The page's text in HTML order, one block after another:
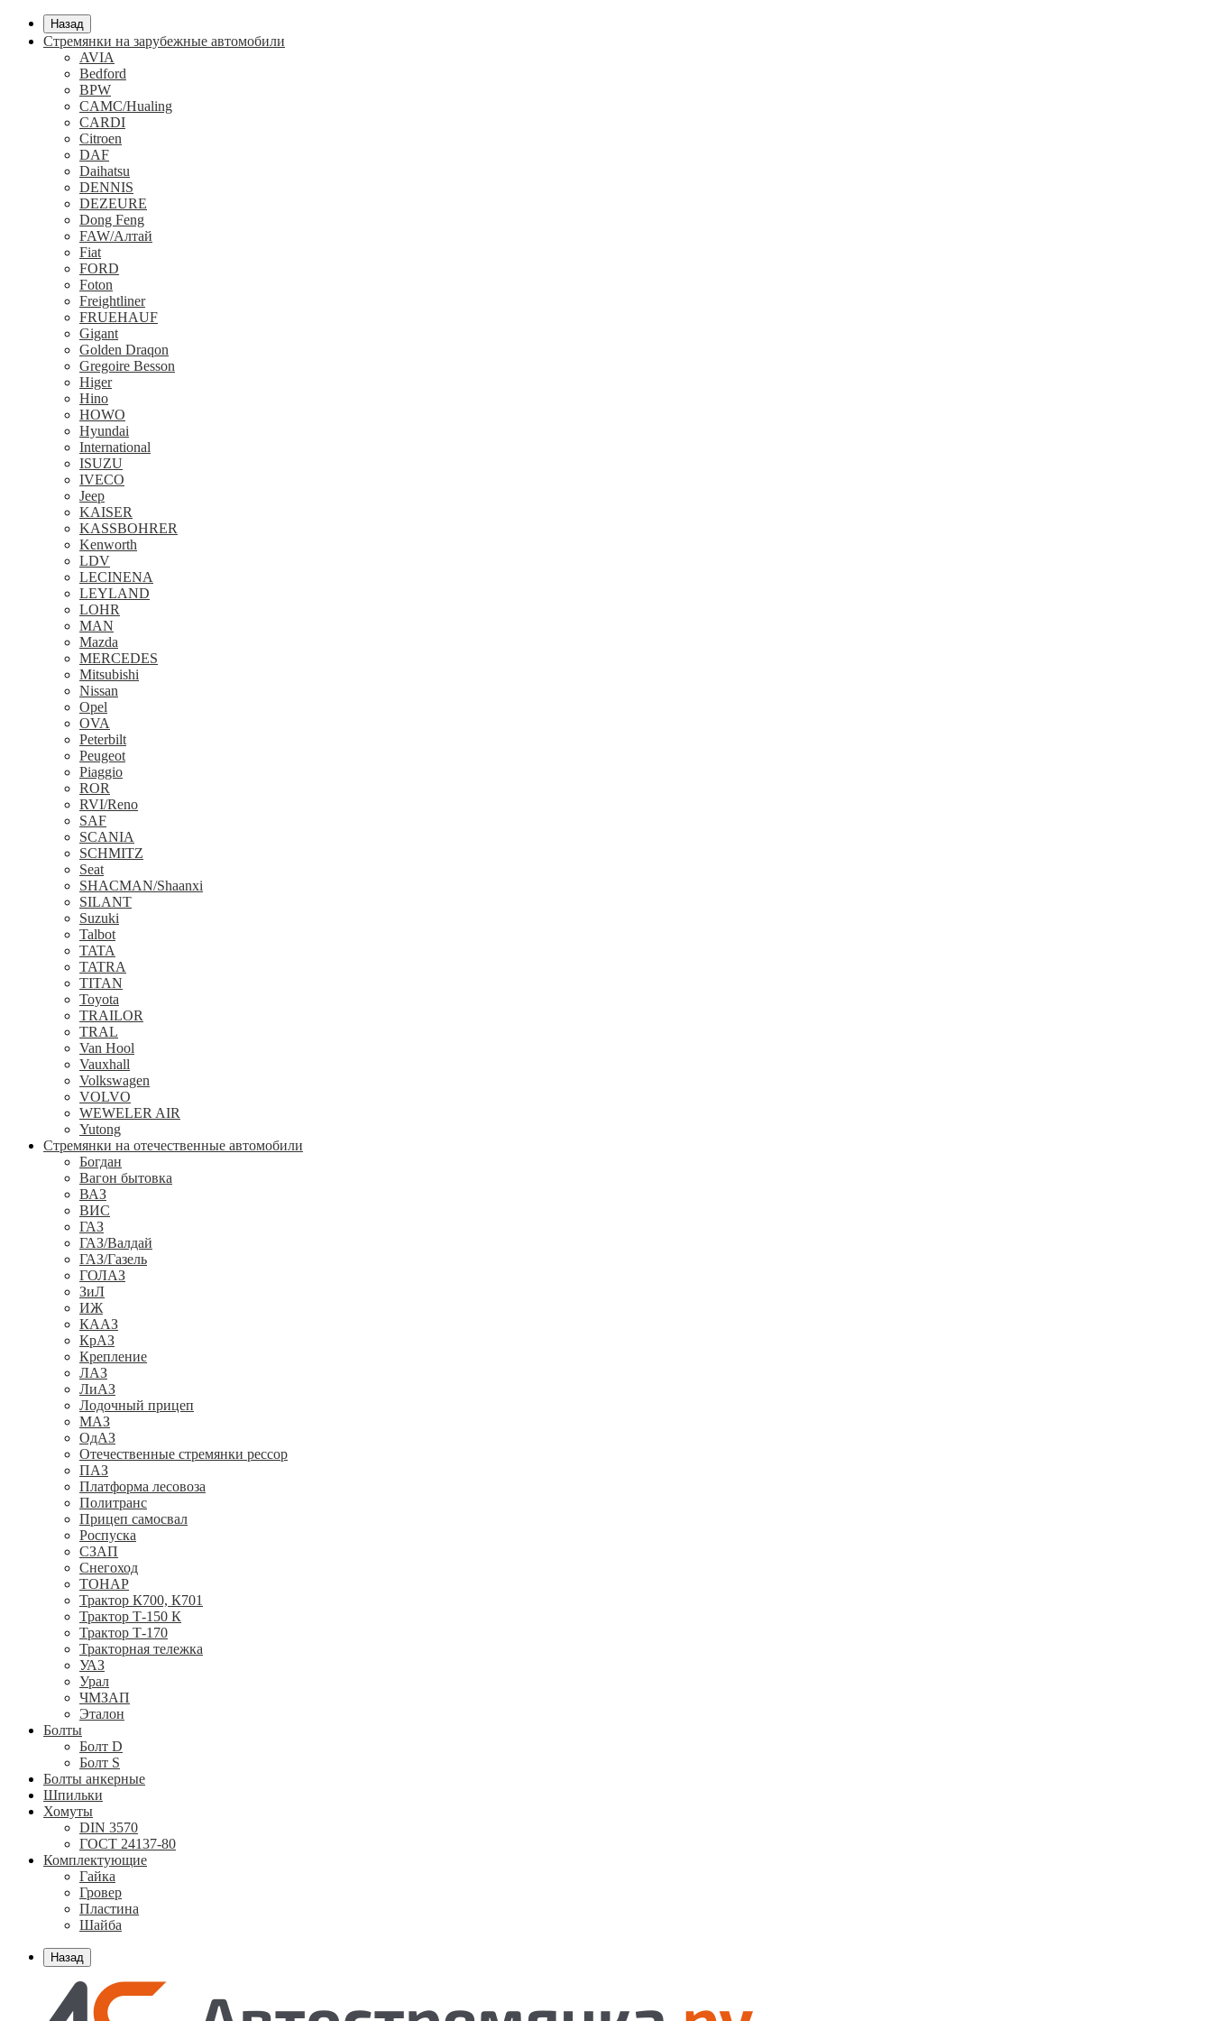
Назад
Стремянки на зарубежные автомобили
AVIA
Bedford
BPW
CAMC/Hualing
CARDI
Citroen
DAF
Daihatsu
DENNIS
DEZEURE
Dong Feng
FAW/Алтай
Fiat
FORD
Foton
Freightliner
FRUEHAUF
Gigant
Golden Draqon
Gregoire Besson
Higer
Hino
HOWO
Hyundai
International
ISUZU
IVECO
Jeep
KAISER
KASSBOHRER
Kenworth
LDV
LECINENA
LEYLAND
LOHR
MAN
Mazda
MERCEDES
Mitsubishi
Nissan
Opel
OVA
Peterbilt
Peugeot
Piaggio
ROR
RVI/Reno
SAF
SCANIA
SCHMITZ
Seat
SHACMAN/Shaanxi
SILANT
Suzuki
Talbot
TATA
TATRA
TITAN
Toyota
TRAILOR
TRAL
Van Hool
Vauxhall
Volkswagen
VOLVO
WEWELER AIR
Yutong
Стремянки на отечественные автомобили
Богдан
Вагон бытовка
ВАЗ
ВИС
ГАЗ
ГАЗ/Валдай
ГАЗ/Газель
ГОЛАЗ
ЗиЛ
ИЖ
КААЗ
КрАЗ
Крепление
ЛАЗ
ЛиАЗ
Лодочный прицеп
МАЗ
ОдАЗ
Отечественные стремянки рессор
ПАЗ
Платформа лесовоза
Политранс
Прицеп самосвал
Роспуска
СЗАП
Снегоход
ТОНАР
Трактор К700, К701
Трактор Т-150 К
Трактор Т-170
Тракторная тележка
УАЗ
Урал
ЧМЗАП
Эталон
Болты
Болт D
Болт S
Болты анкерные
Шпильки
Хомуты
DIN 3570
ГОСТ 24137-80
Комплектующие
Гайка
Гровер
Пластина
Шайба
Назад